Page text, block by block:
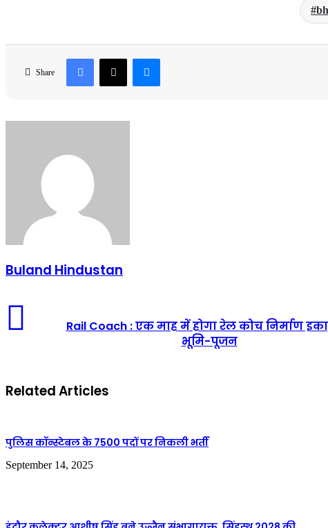
Share
Facebook
X Messenger
Buland Hindustan
Rail Coach : एक माह में होगा रेल कोच निर्माण
भूमि-पूजन
Related Articles
पुलिस कॉन्स्टेबल के 7500 पदों पर निकली भर्ती
September 14, 2025